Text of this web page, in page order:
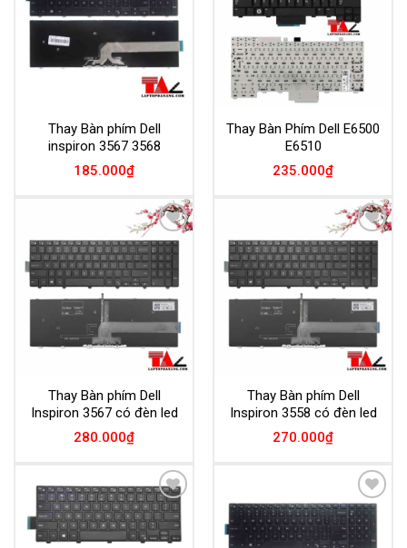
Thay Bàn phím Dell
inspiron 3567 3568
185.000₫
Thay Bàn Phím Dell E6500
E6510
235.000₫
Add to
Wishlist
Thay Bàn phím Dell
Inspiron 3567 có đèn led
280.000₫
Add to
Wishlist
Thay Bàn phím Dell
Inspiron 3558 có đèn led
270.000₫
Add to
Wishlist
Add to
Wishlist